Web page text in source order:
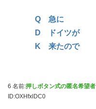
Q 急に
D ドイツが
K 来たので
6 名前:押しボタン式の匿名希望者
ID:OXHfxlDC0